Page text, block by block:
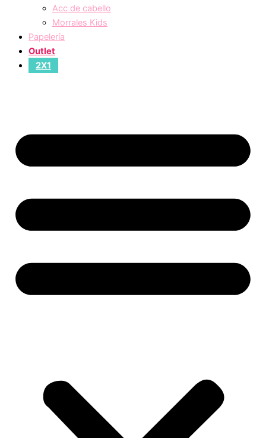
Acc de cabello
Morrales Kids
Papelería
Outlet
2X1